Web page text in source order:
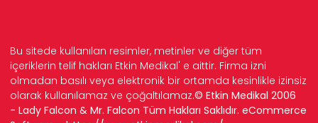
Bu sitede kullanılan resimler, metinler ve diğer tüm
içeriklerin telif hakları Etkin Medikal' e aittir. Firma izni
olmadan basılı veya elektronik bir ortamda kesinlikle izinsiz
olarak kullanılamaz ve çoğaltılamaz.© Etkin Medikal 2006
- Lady Falcon & Mr. Falcon Tüm Hakları Saklıdır. eCommerce